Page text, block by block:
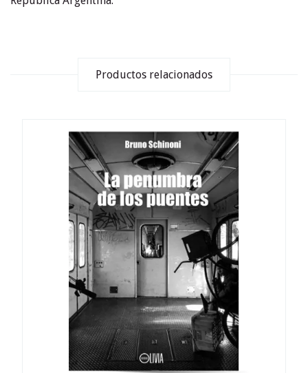
Productos relacionados